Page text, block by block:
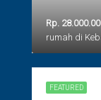
Rp.
rumah di
FEATURED